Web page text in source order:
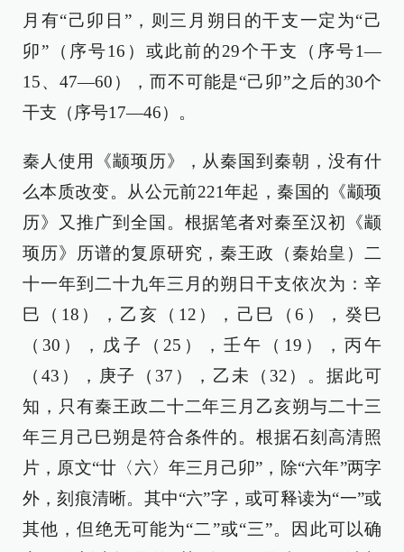
月有“己卯日”，则三月朔日的干支一定为“己
卯”（序号16）或此前的29个干支（序号1—
15、47—60），而不可能是“己卯”之后的30个
干支（序号17—46）。
秦人使用《颛顼历》，从秦国到秦朝，没有什
么本质改变。从公元前221年起，秦国的《颛顼
历》又推广到全国。根据笔者对秦至汉初《颛
顼历》历谱的复原研究，秦王政（秦始皇）二
十一年到二十九年三月的朔日干支依次为：辛
巳（18），乙亥（12），己巳（6），癸巳
（30），戊子（25），壬午（19），丙午
（43），庚子（37），乙未（32）。据此可
知，只有秦王政二十二年三月乙亥朔与二十三
年三月己巳朔是符合条件的。根据石刻高清照
片，原文“廿〈六〉年三月己卯”，除“六年”两字
外，刻痕清晰。其中“六”字，或可释读为“一”或
其他，但绝无可能为“二”或“三”。因此可以确